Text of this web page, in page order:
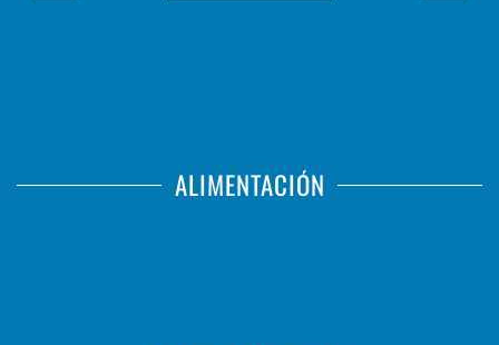
ALIMENTACIÓN